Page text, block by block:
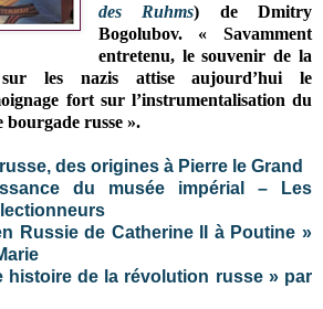
des Ruhms) de Dmitry
Bogolubov. « Savamment
entretenu, le souvenir de la
sur les nazis attise aujourd’hui le
fort sur l’instrumentalisation du
bourgade russe ».
des origines à Pierre le Grand
du musée impérial – Les
Russie de Catherine II à Poutine »
histoire de la révolution russe » par